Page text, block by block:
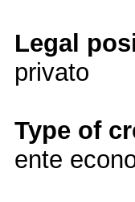
Legal
privato
Type of
ente